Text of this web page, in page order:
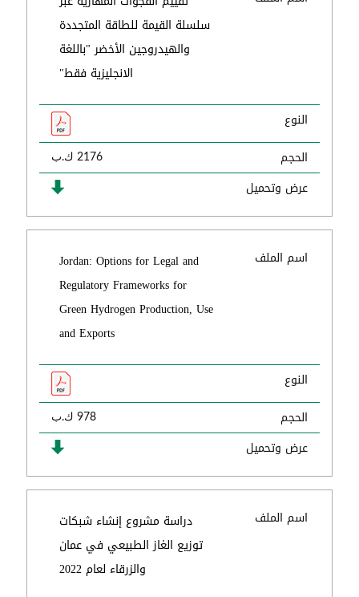
سلسلة القيمة للطاقة المتجددة
والهيدروجين الأخضر "باللغة
الانجليزية فقط"
النوع
الحجم
2176 ك.ب
عرض وتحميل
اسم الملف
Jordan: Options for Legal and
Regulatory Frameworks for
Green Hydrogen Production, Use
and Exports
النوع
الحجم
978 ك.ب
عرض وتحميل
اسم الملف
دراسة مشروع إنشاء شبكات
توزيع الغاز الطبيعي في عمان
والزرقاء لعام 2022